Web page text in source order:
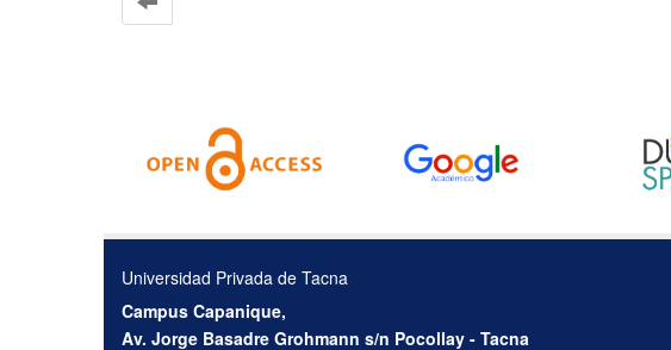
Universidad Privada de Tacna
Campus Capanique,
Av. Jorge Basadre Grohmann s/n Pocollay - Tacna